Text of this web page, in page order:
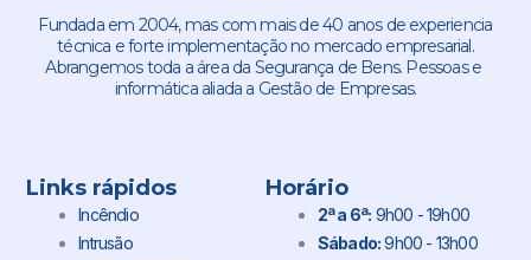
Fundada em 2004, mas com mais de 40 anos de experiencia
técnica e forte implementação no mercado empresarial.
Abrangemos toda a área da Segurança de Bens. Pessoas e
informática aliada a Gestão de Empresas.
Links rápidos
Incêndio
Intrusão
Horário
2ª a 6ª: 9h00 - 19h00
Sábado:9h00 - 13h00